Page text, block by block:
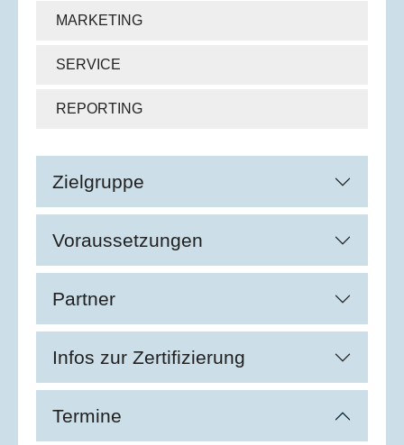
MARKETING
SERVICE
REPORTING
Zielgruppe
Voraussetzungen
Partner
Infos zur Zertifizierung
Termine